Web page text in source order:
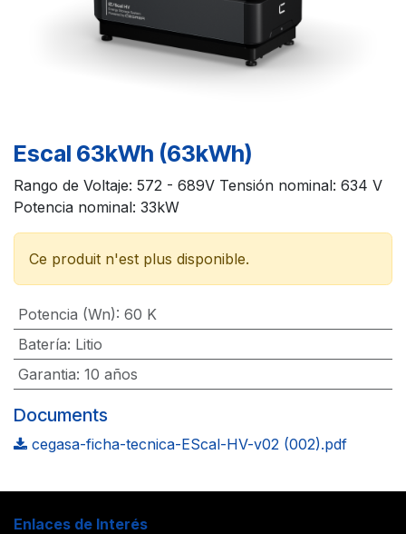
Escal 63kWh (63kWh)
Rango de Voltaje: 572 - 689V Tensión nominal: 634 V
Potencia nominal: 33kW
Ce produit n'est plus disponible.
Potencia (Wn): 60 K
Batería: Litio
Garantia: 10 años
Documents
cegasa-ficha-tecnica-EScal-HV-v02 (002).pdf
Enlaces de Interés